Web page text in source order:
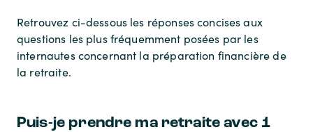
Retrouvez ci-dessous les réponses concises aux
questions les plus fréquemment posées par les
internautes concernant la préparation financière de
la retraite.
Puis-je prendre ma retraite avec 1